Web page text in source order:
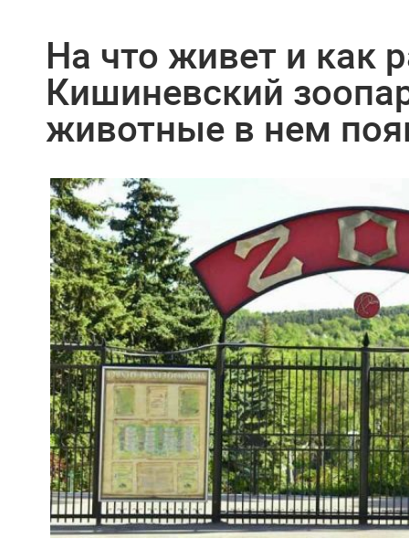
На что живет и как
Кишиневский
животные в нем